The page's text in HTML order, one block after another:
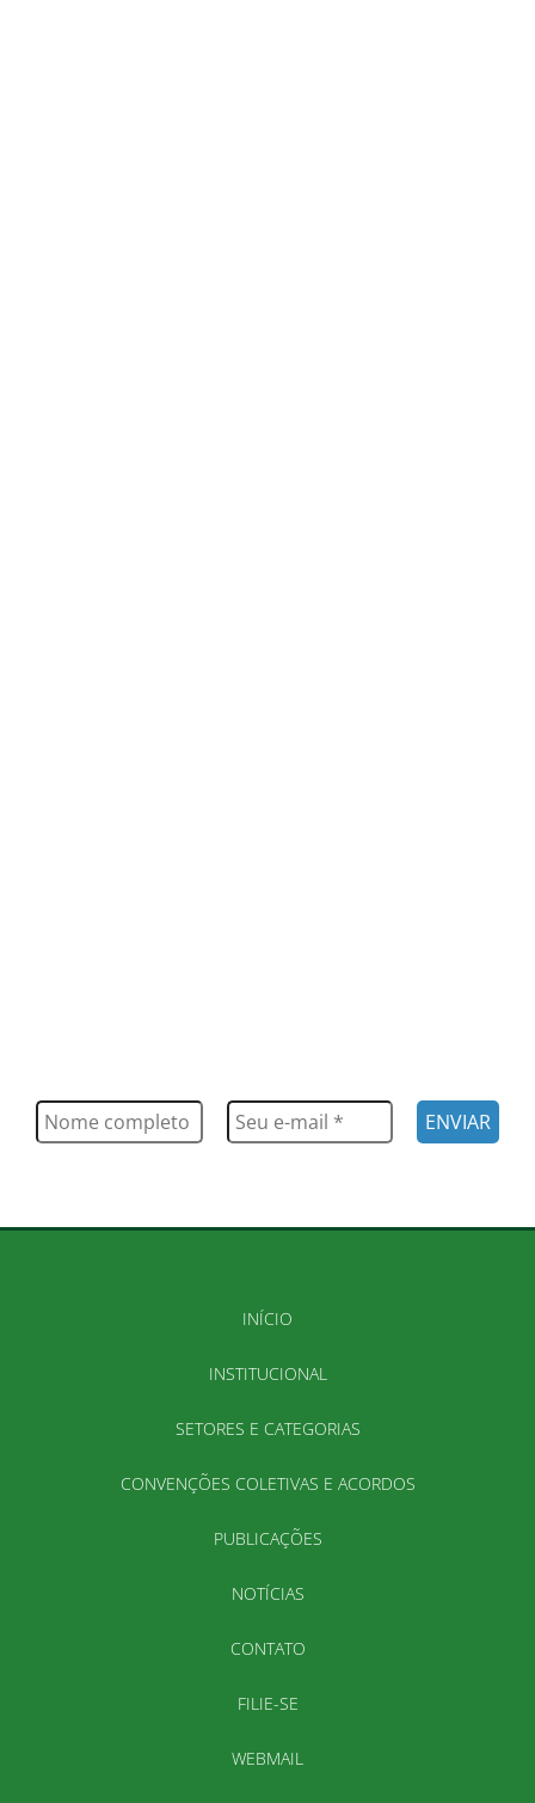
INÍCIO
INSTITUCIONAL
SETORES E CATEGORIAS
CONVENÇÕES COLETIVAS E ACORDOS
PUBLICAÇÕES
NOTÍCIAS
CONTATO
FILIE-SE
WEBMAIL